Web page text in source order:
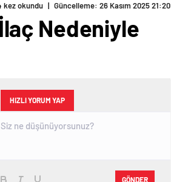
kez okundu | Güncelleme: 26 Kasım 2025 21:20
Nedeniyle
HIZLI YORUM YAP
GÖNDER